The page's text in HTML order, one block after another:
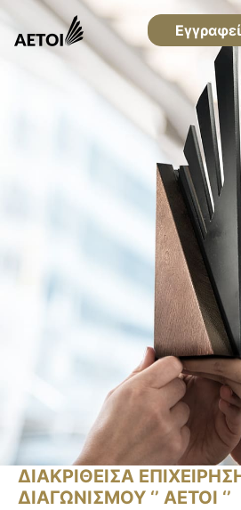
ΔΙΑΚΡΙΘΕΙΣΑ
ΔΙΑΓΩΝΙΣΜΟΥ ‘’ ΑΕΤΟΙ ‘’